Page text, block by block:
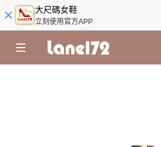
大尺碼女鞋
立刻使用官方APP